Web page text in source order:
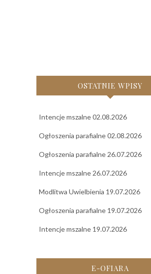
OSTATNIE WPISY
Intencje mszalne 02.08.2026
Ogłoszenia parafialne 02.08.2026
Ogłoszenia parafialne 26.07.2026
Intencje mszalne 26.07.2026
Modlitwa Uwielbienia 19.07.2026
Ogłoszenia parafialne 19.07.2026
Intencje mszalne 19.07.2026
E-OFIARA